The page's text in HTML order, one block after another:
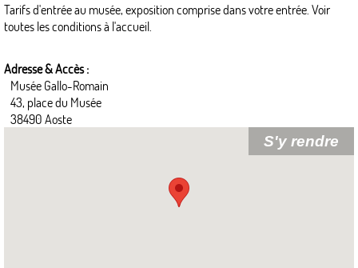
Tarifs d'entrée au musée, exposition comprise dans votre entrée. Voir
toutes les conditions à l'accueil.
Adresse & Accès :
Musée Gallo-Romain
43, place du Musée
38490 Aoste